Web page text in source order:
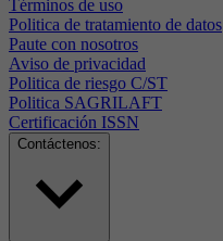
Términos de uso
Politica de tratamiento de datos
Paute con nosotros
Aviso de privacidad
Politica de riesgo C/ST
Politica SAGRILAFT
Certificación ISSN
Contáctenos: